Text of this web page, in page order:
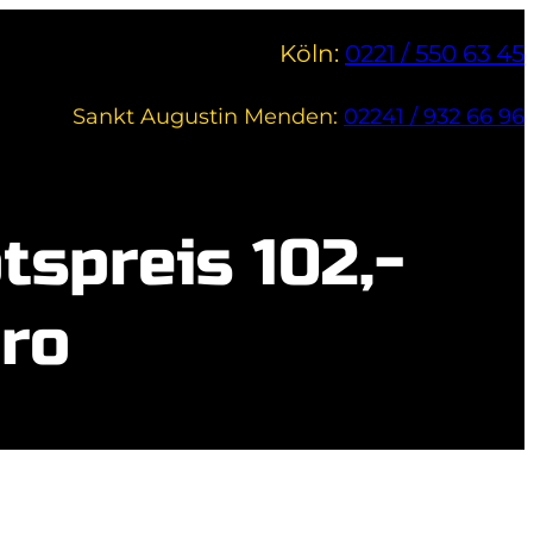
Köln: 0221 / 550 63 45
Sankt Augustin Menden: 02241 / 932 66 96
102,-